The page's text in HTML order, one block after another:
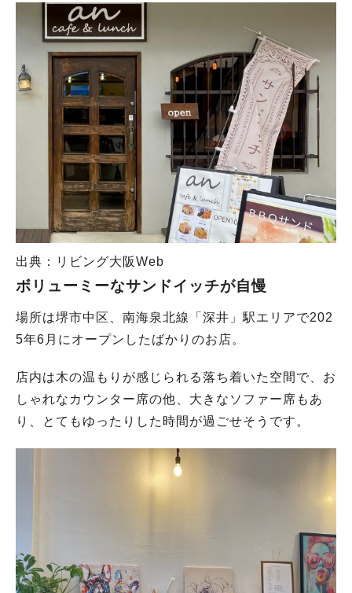
出典：リビング大阪Web
ボリューミーなサンドイッチが自慢
場所は堺市中区、南海泉北線「深井」駅エリアで202
5年6月にオープンしたばかりのお店。
店内は木の温もりが感じられる落ち着いた空間で、お
しゃれなカウンター席の他、大きなソファー席もあ
り、とてもゆったりした時間が過ごせそうです。